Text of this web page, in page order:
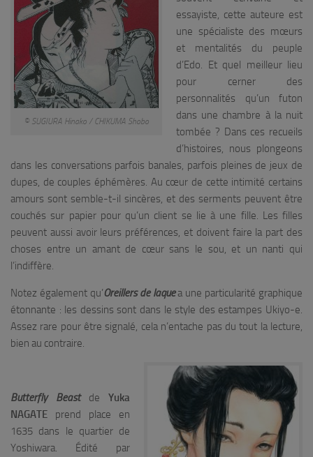
© SUGIURA Hinako / CHIKUMA Shobo
essayiste, cette auteure est
une spécialiste des mœurs
et mentalités du peuple
d’Edo. Et quel meilleur lieu
pour cerner des
personnalités qu’un futon
dans une chambre à la nuit
tombée ? Dans ces recueils
d’histoires, nous plongeons
dans les conversations parfois banales, parfois pleines de jeux de
dupes, de couples éphémères. Au cœur de cette intimité certains
amours sont semble-t-il sincères, et des serments peuvent être
couchés sur papier pour qu’un client se lie à une fille. Les filles
peuvent aussi avoir leurs préférences, et doivent faire la part des
choses entre un amant de cœur sans le sou, et un nanti qui
l’indiffère.
Notez également qu’Oreillers de laquea une particularité graphique
étonnante : les dessins sont dans le style des estampes Ukiyo-e.
Assez rare pour être signalé, cela n’entache pas du tout la lecture,
bien au contraire.
Butterfly Beastde Yuka
NAGATE prend place en
1635 dans le quartier de
Yoshiwara. Édité par